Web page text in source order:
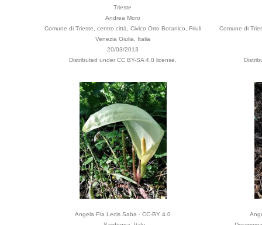
Trieste
Andrea Moro
Comune di Trieste, centro città, Civico Orto Botanico, Friuli
Venezia Giulia, Italia
20/03/2013
Distributed under CC BY-SA 4.0 license.
Comune di
Angela Pia Lecis Saba - CC-BY 4.0